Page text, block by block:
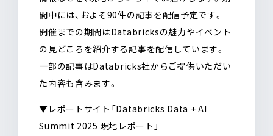
間中には、およそ90件の記事を配信予定です。
開催までの期間はDatabricksの魅力やイベント
の見どころを紹介する記事を配信しています。
一部の記事はDatabricks社からご提供いただい
た内容も含みます。
▼レポートサイト「Databricks Data + AI
Summit 2025 現地レポート」